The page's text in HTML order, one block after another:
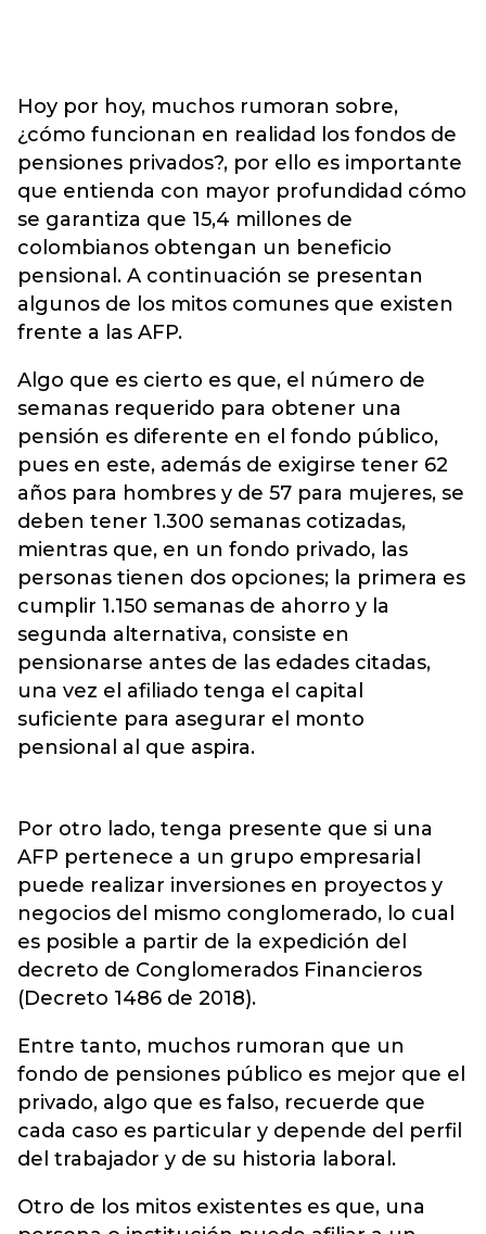
Hoy por hoy, muchos rumoran sobre,
¿cómo funcionan en realidad los fondos de
pensiones privados?, por ello es importante
que entienda con mayor profundidad cómo
se garantiza que 15,4 millones de
colombianos obtengan un beneficio
pensional. A continuación se presentan
algunos de los mitos comunes que existen
frente a las AFP.
Algo que es cierto es que, el número de
semanas requerido para obtener una
pensión es diferente en el fondo público,
pues en este, además de exigirse tener 62
años para hombres y de 57 para mujeres, se
deben tener 1.300 semanas cotizadas,
mientras que, en un fondo privado, las
personas tienen dos opciones; la primera es
cumplir 1.150 semanas de ahorro y la
segunda alternativa, consiste en
pensionarse antes de las edades citadas,
una vez el afiliado tenga el capital
suficiente para asegurar el monto
pensional al que aspira.
Por otro lado, tenga presente que si una
AFP pertenece a un grupo empresarial
puede realizar inversiones en proyectos y
negocios del mismo conglomerado, lo cual
es posible a partir de la expedición del
decreto de Conglomerados Financieros
(Decreto 1486 de 2018).
Entre tanto, muchos rumoran que un
fondo de pensiones público es mejor que el
privado, algo que es falso, recuerde que
cada caso es particular y depende del perfil
del trabajador y de su historia laboral.
Otro de los mitos existentes es que, una